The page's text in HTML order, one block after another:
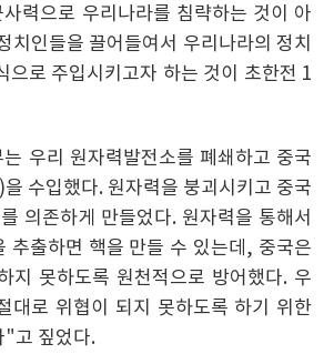
력으로 우리나라를 침략하는 것이 아
치인들을 끌어들여서 우리나라의 정치
으로 주입시키고자 하는 것이 초한전 1
우리 원자력발전소를 폐쇄하고 중국
수입했다. 원자력을 붕괴시키고 중국
의존하게 만들었다. 원자력을 통해서
추출하면 핵을 만들 수 있는데, 중국은
지 못하도록 원천적으로 방어했다. 우
대로 위협이 되지 못하도록 하기 위한
"고 짚었다.